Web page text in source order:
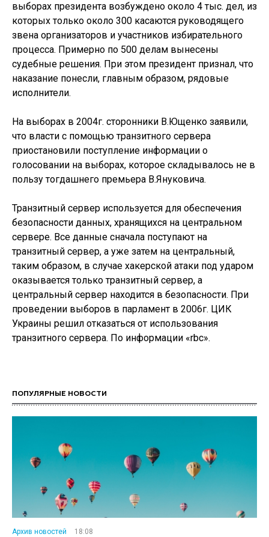
выборах президента возбуждено около 4 тыс. дел, из
которых только около 300 касаются руководящего
звена организаторов и участников избирательного
процесса. Примерно по 500 делам вынесены
судебные решения. При этом президент признал, что
наказание понесли, главным образом, рядовые
исполнители.
На выборах в 2004г. сторонники В.Ющенко заявили,
что власти с помощью транзитного сервера
приостановили поступление информации о
голосовании на выборах, которое складывалось не в
пользу тогдашнего премьера В.Януковича.
Транзитный сервер используется для обеспечения
безопасности данных, хранящихся на центральном
сервере. Все данные сначала поступают на
транзитный сервер, а уже затем на центральный,
таким образом, в случае хакерской атаки под ударом
оказывается только транзитный сервер, а
центральный сервер находится в безопасности. При
проведении выборов в парламент в 2006г. ЦИК
Украины решил отказаться от использования
транзитного сервера. По информации «rbc».
ПОПУЛЯРНЫЕ НОВОСТИ
Архив новостей
18:08